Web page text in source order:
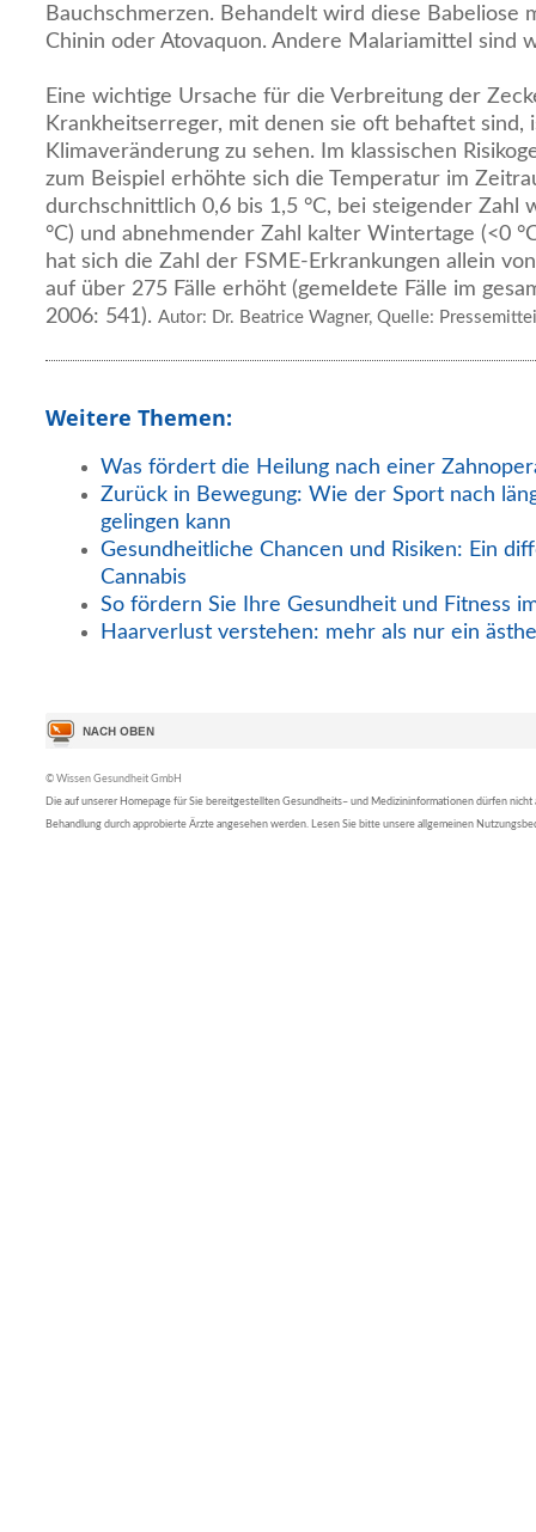
Bauchschmerzen. Behandelt wird diese Babeliose
Chinin oder Atovaquon. Andere Malariamittel sind
Eine wichtige Ursache für die Verbreitung der
Krankheitserreger, mit denen sie oft behaftet sind,
Klimaveränderung zu sehen. Im klassischen
zum Beispiel erhöhte sich die Temperatur im
durchschnittlich 0,6 bis 1,5 °C, bei steigender Zahl
°C) und abnehmender Zahl kalter Wintertage (<0
hat sich die Zahl der FSME-Erkrankungen allein
auf über 275 Fälle erhöht (gemeldete Fälle im
2006: 541). Autor: Dr. Beatrice Wagner, Quelle:
Weitere Themen:
Was fördert die Heilung nach einer
Zurück in Bewegung: Wie der Sport nach
gelingen kann
Gesundheitliche Chancen und Risiken: Ein
Cannabis
So fördern Sie Ihre Gesundheit und Fitness
Haarverlust verstehen: mehr als nur ein
© Wissen Gesundheit GmbH
Die auf unserer Homepage für Sie bereitgestellten Gesundheits– und Medizininformationen dürfen nicht
Behandlung durch approbierte Ärzte angesehen werden. Lesen Sie bitte unsere allgemeinen